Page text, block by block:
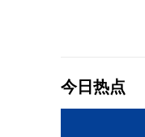
今日热点